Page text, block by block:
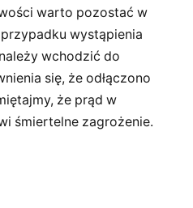
warto pozostać w
wystąpienia
wchodzić do
się, że odłączono
że prąd w
śmiertelne zagrożenie.